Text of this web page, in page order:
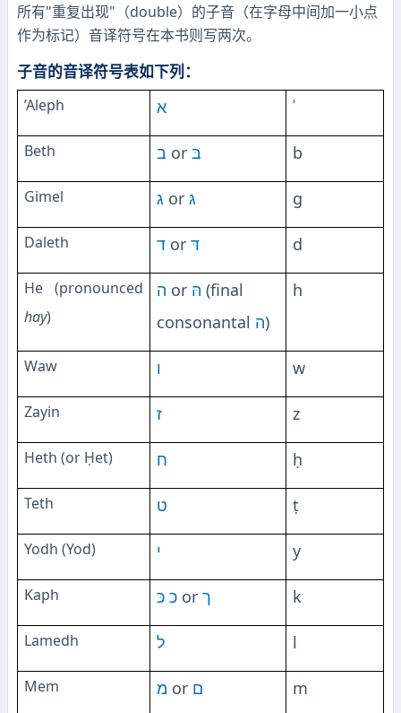
所有"重复出现"（double）的子音（在字母中间加一小点
作为标记）音译符号在本书则写两次。
子音的音译符号表如下列：
’Aleph א ʾ
Beth ב or בּ b
Gimel ג or גּ g
Daleth ד or דּ d
He (pronounced
hay)
ה or הּ (final
consonantal ה)
h
Waw ו w
Zayin ז z
Heth (or Ḥet) ח ḥ
Teth ט ṭ
Yodh (Yod) י y
Kaph כ כּ or ך k
Lamedh ל l
Mem מ or ם m